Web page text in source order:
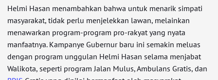
Helmi Hasan menambahkan bahwa untuk menarik simpati
masyarakat, tidak perlu menjelekkan lawan, melainkan
menawarkan program-program pro-rakyat yang nyata
manfaatnya. Kampanye Gubernur baru ini semakin meluas
dengan program unggulan Helmi Hasan selama menjabat
Walikota, seperti program Jalan Mulus, Ambulans Gratis, dan